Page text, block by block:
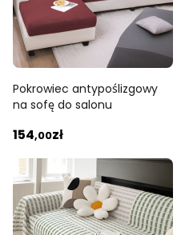
Pokrowiec antypoślizgowy
na sofę do salonu
154,00zł